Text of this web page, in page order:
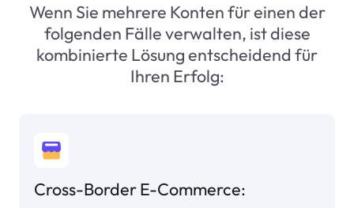
Wenn Sie mehrere Konten für einen der
folgenden Fälle verwalten, ist diese
kombinierte Lösung entscheidend für
Ihren Erfolg:
Cross-Border E-Commerce: